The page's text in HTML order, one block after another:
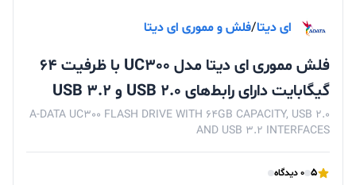
ای دیتا/فلش و مموری ای دیتا
فلش مموری ای دیتا مدل UC300 با ظرفیت 64
گیگابایت دارای رابط‌های USB 2.0 و USB 3.2
A-DATA UC300 FLASH DRIVE WITH 64GB CAPACITY, USB 2.0
AND USB 3.2 INTERFACES
5 0 دیدگاه